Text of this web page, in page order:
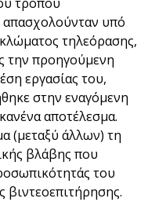
απασχολούνταν υπό
τηλεόρασης,
την προηγούμενη
εργασίας του,
στην εναγόμενη
αποτέλεσμα.
(μεταξύ άλλων) τη
βλάβης που
του